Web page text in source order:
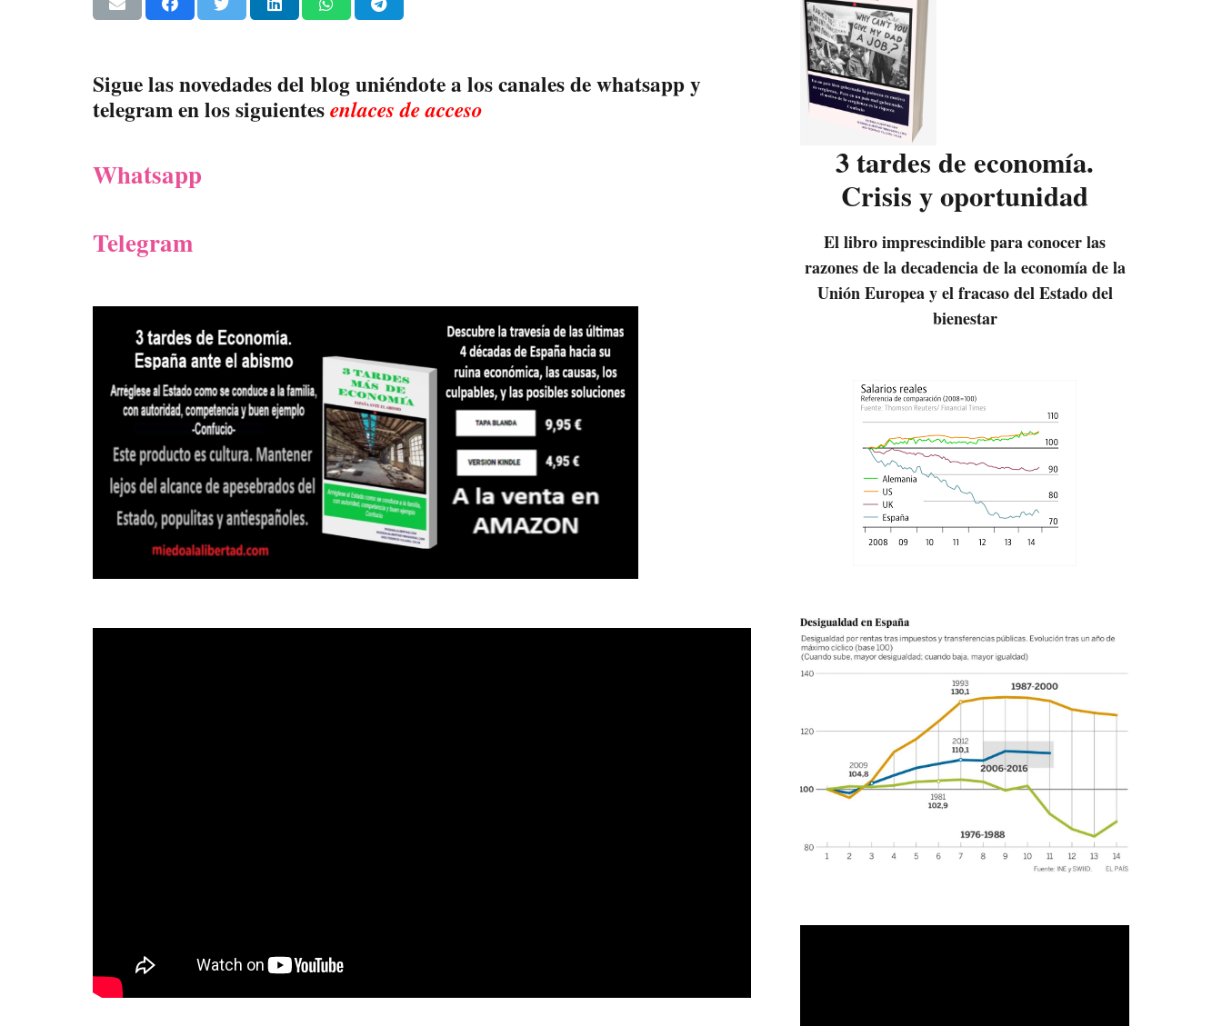
Sigue las novedades del blog uniéndote a los canales de whatsapp y
telegram en los siguientesenlaces de acceso
Whatsapp
Telegram
3 tardes de economía.
Crisis y oportunidad
El libro imprescindible para conocer las
razones de la decadencia de la economía de la
Unión Europea y el fracaso del Estado del
bienestar